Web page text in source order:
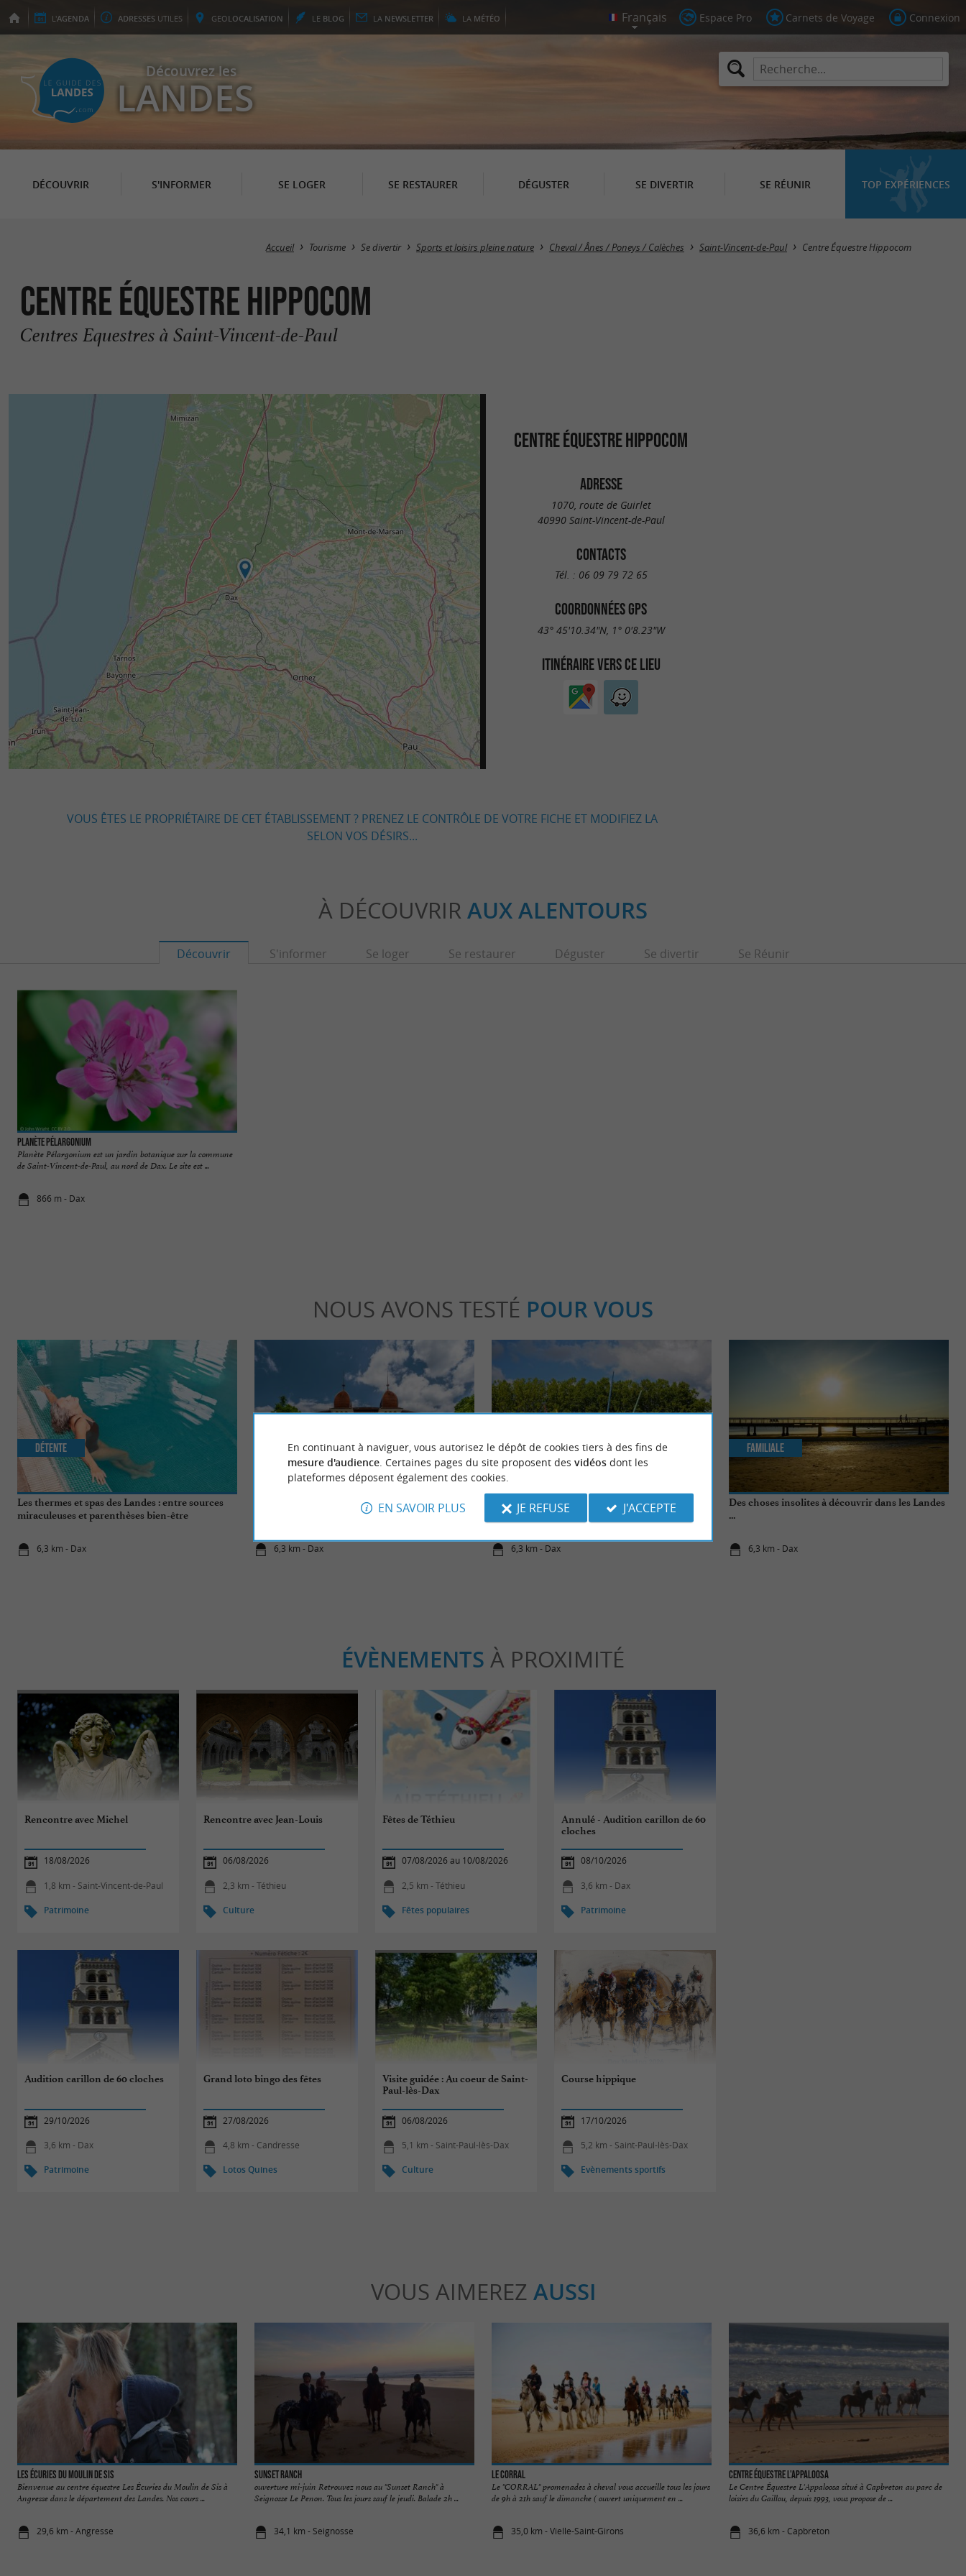
L'AGENDA ADRESSES UTILES GEOLOCALISATION LE BLOG LA NEWSLETTER LA MÉTÉO Espace Pro Carnets de Voyage Connexion
Découvrez les
LANDES
DÉCOUVRIR S'INFORMER SE LOGER SE RESTAURER DÉGUSTER SE DIVERTIR SE RÉUNIR TOP EXPÉRIENCES
Accueil Tourisme Se divertir Sports et loisirs pleine nature Cheval / Ânes / Poneys / Calèches Saint-Vincent-de-Paul Centre Équestre Hippocom
Centre Équestre Hippocom
Centres Equestres à Saint-Vincent-de-Paul
CENTRE ÉQUESTRE HIPPOCOM
ADRESSE
1070, route de Guirlet
40990 Saint-Vincent-de-Paul
CONTACTS
Tél. : 06 09 79 72 65
COORDONNÉES GPS
43° 45'10.34"N, 1° 0'8.23"W
ITINÉRAIRE VERS CE LIEU
VOUS ÊTES LE PROPRIÉTAIRE DE CET ÉTABLISSEMENT ? PRENEZ LE CONTRÔLE DE VOTRE FICHE ET MODIFIEZ LA
SELON VOS DÉSIRS...
À DÉCOUVRIR AUX ALENTOURS
Découvrir S'informer Se loger Se restaurer Déguster Se divertir Se Réunir
Planète Pélargonium
Planète Pélargonium est un jardin botanique sur la commune
de Saint-Vincent-de-Paul, au nord de Dax. Le site est ...
866 m - Dax
NOUS AVONS TESTÉ POUR VOUS
Les thermes et spas des Landes : entre sources
miraculeuses et parenthèses bien-être
6,3 km - Dax
Détente
Les arènes et la course landaise
6,3 km - Dax
Culturelle
Que faire à Dax ?
6,3 km - Dax
Familiale
Des choses insolites à découvrir dans les Landes
...
6,3 km - Dax
Familiale
ÉVÈNEMENTS À PROXIMITÉ
Rencontre avec Michel
18/08/2026
1,8 km - Saint-Vincent-de-Paul
Patrimoine
Rencontre avec Jean-Louis
06/08/2026
2,3 km - Téthieu
Culture
Fêtes de Téthieu
07/08/2026 au 10/08/2026
2,5 km - Téthieu
Fêtes populaires
Annulé - Audition carillon de 60
cloches
08/10/2026
3,6 km - Dax
Patrimoine
Audition carillon de 60 cloches
29/10/2026
3,6 km - Dax
Patrimoine
Grand loto bingo des fêtes
27/08/2026
4,8 km - Candresse
Lotos Quines
Visite guidée : Au coeur de Saint-
Paul-lès-Dax
06/08/2026
5,1 km - Saint-Paul-lès-Dax
Culture
Course hippique
17/10/2026
5,2 km - Saint-Paul-lès-Dax
Evènements sportifs
VOUS AIMEREZ AUSSI
Les Écuries du Moulin de Sis
Bienvenue au centre équestre Les Écuries du Moulin de Sis à
Angresse dans le département des Landes. Nos cours ...
29,6 km - Angresse
Sunset Ranch
ouverture mi-juin Retrouvez nous au "Sunset Ranch" à
Seignosse Le Penon. Tous les jours sauf le jeudi. Balade 2h ...
34,1 km - Seignosse
Le Corral
Le "CORRAL" promenades à cheval vous accueille tous les jours
de 9h à 21h sauf le dimanche ( ouvert uniquement en ...
35,0 km - Vielle-Saint-Girons
Centre Équestre L'Appaloosa
Le Centre Équestre L'Appaloosa situé à Capbreton au parc de
loisirs du Gaillou, depuis 1993, vous propose de ...
36,6 km - Capbreton
En continuant à naviguer, vous autorisez le dépôt de cookies tiers à des fins de
mesure d'audience. Certaines pages du site proposent des vidéosdont les
plateformes déposent également des cookies.
EN SAVOIR PLUS JE REFUSE J'ACCEPTE